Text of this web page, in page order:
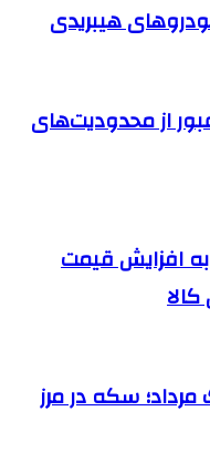
هیبریدی
از محدودیت‌های
به افزایش قیمت
سکه در مرز